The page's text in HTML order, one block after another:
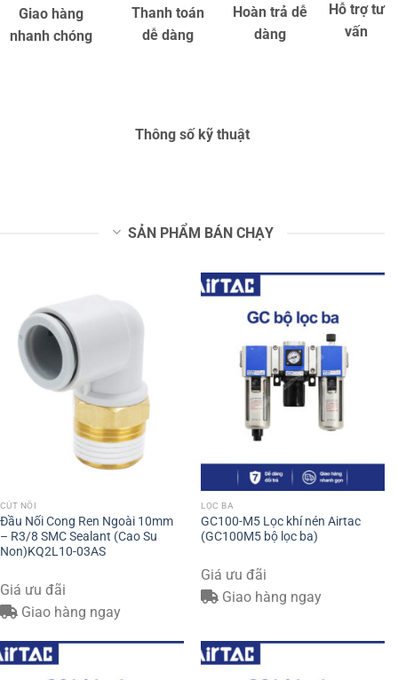
Giao hàng
nhanh chóng
Thanh toán
dễ dàng
Hoàn trả dễ
dàng
Hỗ trợ tư
vấn
Thông số kỹ thuật
SẢN PHẨM BÁN CHẠY
CÚT NỐI
Đầu Nối Cong Ren Ngoài 10mm
– R3/8 SMC Sealant (Cao Su
Non)KQ2L10-03AS
Giá ưu đãi
Giao hàng ngay
LỌC BA
GC100-M5 Lọc khí nén Airtac
(GC100M5 bộ lọc ba)
Giá ưu đãi
Giao hàng ngay